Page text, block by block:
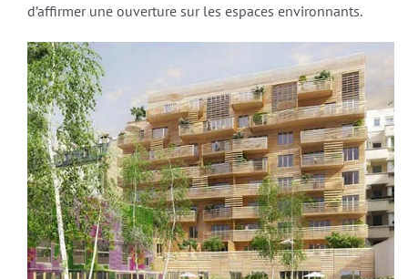
d’affirmer une ouverture sur les espaces environnants.